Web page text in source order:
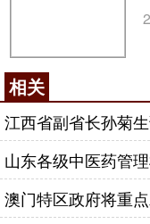
相关
江西省副省长孙菊
山东各级中医药管
澳门特区政府将重